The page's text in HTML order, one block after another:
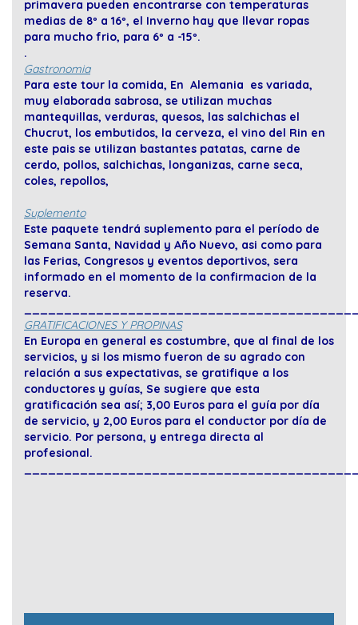
primavera pueden encontrarse con temperaturas
medias de 8º a 16º, el Inverno hay que llevar ropas
para mucho frio, para 6º a -15º.
.
Gastronomia
Para este tour la comida, En Alemania es variada,
muy elaborada sabrosa, se utilizan muchas
mantequillas, verduras, quesos, las salchichas el
Chucrut, los embutidos, la cerveza, el vino del Rin en
este pais se utilizan bastantes patatas, carne de
cerdo, pollos, salchichas, longanizas, carne seca,
coles, repollos,
Suplemento
Este paquete tendrá suplemento para el período de
Semana Santa, Navidad y Año Nuevo, asi como para
las Ferias, Congresos y eventos deportivos, sera
informado en el momento de la confirmacion de la
reserva.
GRATIFICACIONES Y PROPINAS
En Europa en general es costumbre, que al final de los
servicios, y si los mismo fueron de su agrado con
relación a sus expectativas, se gratifique a los
conductores y guías, Se sugiere que esta
gratificación sea así; 3,00 Euros para el guía por día
de servicio, y 2,00 Euros para el conductor por día de
servicio. Por persona, y entrega directa al
profesional.